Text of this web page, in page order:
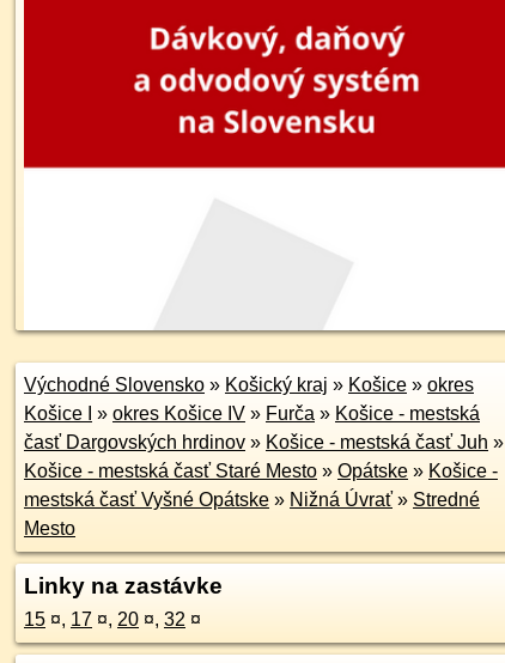
Východné Slovensko » Košický kraj » Košice » okres
Košice I
» okres Košice IV » Furča » Košice - mestská
časť Dargovských hrdinov » Košice - mestská časť Juh »
Košice - mestská časť Staré Mesto » Opátske » Košice -
mestská časť Vyšné Opátske » Nižná Úvrať » Stredné
Mesto
Linky na zastávke
15 ¤, 17 ¤, 20 ¤, 32 ¤